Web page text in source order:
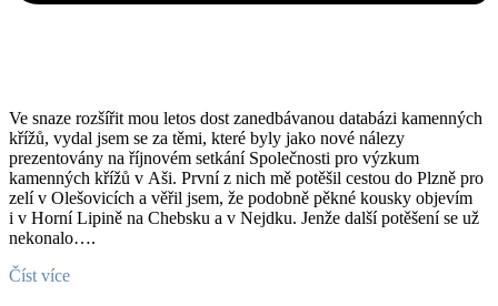
Ve snaze rozšířit mou letos dost zanedbávanou databázi kamenných
křížů, vydal jsem se za těmi, které byly jako nové nálezy
prezentovány na říjnovém setkání Společnosti pro výzkum
kamenných křížů v Aši. První z nich mě potěšil cestou do Plzně pro
zelí v Olešovicích a věřil jsem, že podobně pěkné kousky objevím
i v Horní Lipině na Chebsku a v Nejdku. Jenže další potěšení se už
nekonalo….
Číst více